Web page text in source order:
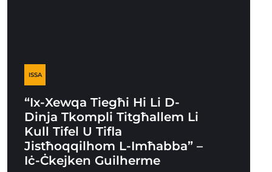
ISSA
“Ix-Xewqa Tiegħi Hi Li D-
Dinja Tkompli Titgħallem Li
Kull Tifel U Tifla
Jistħoqqilhom L-Imħabba” –
Iċ-Ċkejken Guilherme